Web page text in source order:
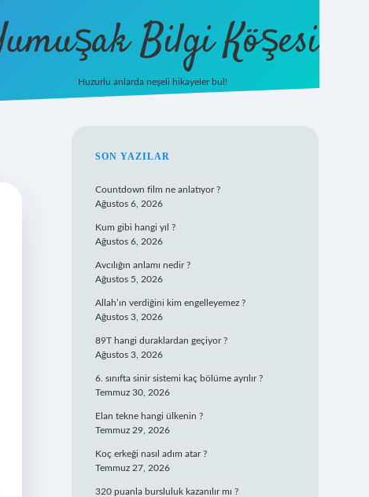
Bilgi Köşesi
Huzurlu anlarda neşeli hikayeler bul!
SIDEBAR
SON YAZILAR
Countdown film ne anlatıyor ?
Ağustos 6, 2026
Kum gibi hangi yıl ?
Ağustos 6, 2026
Avcılığın anlamı nedir ?
Ağustos 5, 2026
Allah’ın verdiğini kim engelleyemez ?
Ağustos 3, 2026
89T hangi duraklardan geçiyor ?
Ağustos 3, 2026
6. sınıfta sinir sistemi kaç bölüme ayrılır ?
Temmuz 30, 2026
Elan tekne hangi ülkenin ?
Temmuz 29, 2026
Koç erkeği nasıl adım atar ?
Temmuz 27, 2026
320 puanla bursluluk kazanılır mı ?